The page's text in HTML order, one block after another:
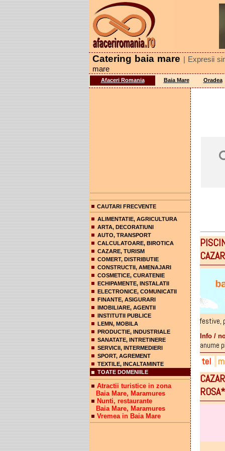
Catering baia mare | Expresii
mare
Afaceri Romania Baia Mare Oradea
CAUTARI FRECVENTE
ALIMENTATIE, AGRICULTURA
ARTA, DECORATIUNI
AUTO, TRANSPORT
CALCULATOARE, BIROTICA
CAZARE, TURISM
COMERT, DISTRIBUTIE
CONSTRUCTII, AMENAJARI
COSMETICE, CURATENIE
ECHIPAMENTE, INSTALATII
ELECTRONICE, COMUNICATII
FINANTE, ASIGURARI
IMOBILIARE, AGENTII
INSTITUTII PUBLICE
LEMN, MOBILA
PRODUCTIE, INDUSTRIALE
SANATATE, INTRETINERE
SERVICII, INTERMEDIERI
SPORT, AGREMENT
TEXTILE, INCALTAMINTE
TOATE DOMENIILE
Atractii turistice in zona
Baia Mare, Maramures
Nunti, restaurante
Baia Mare, Maramures
Vremea in Baia Mare
festive,
Info /
anume
tel